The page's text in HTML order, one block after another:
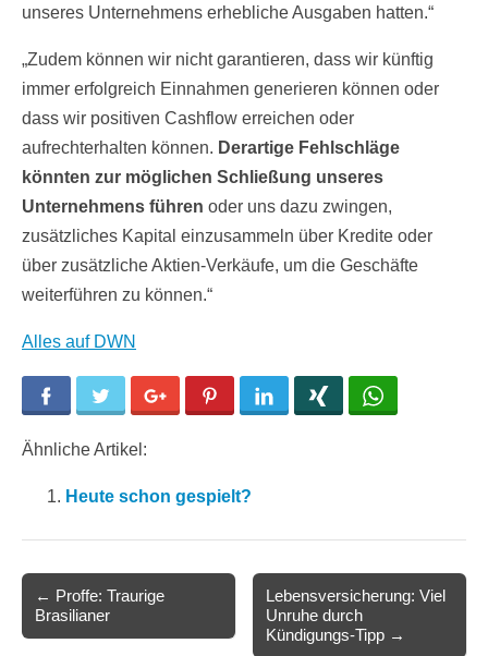
unseres Unternehmens erhebliche Ausgaben hatten.“
„Zudem können wir nicht garantieren, dass wir künftig
immer erfolgreich Einnahmen generieren können oder
dass wir positiven Cashflow erreichen oder
aufrechterhalten können. Derartige Fehlschläge
könnten zur möglichen Schließung unseres
Unternehmens führen oder uns dazu zwingen,
zusätzliches Kapital einzusammeln über Kredite oder
über zusätzliche Aktien-Verkäufe, um die Geschäfte
weiterführen zu können.“
Alles auf DWN
Facebook Twitter Google+ Pinterest LinkedIn
Ähnliche Artikel:
Heute schon gespielt?
navigation
← Proffe: Traurige
Brasilianer
Lebensversicherung: Viel
Unruhe durch
Kündigungs-Tipp →